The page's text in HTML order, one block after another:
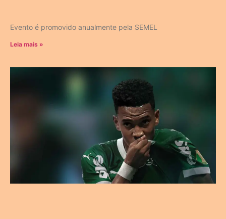
Evento é promovido anualmente pela SEMEL
Leia mais »